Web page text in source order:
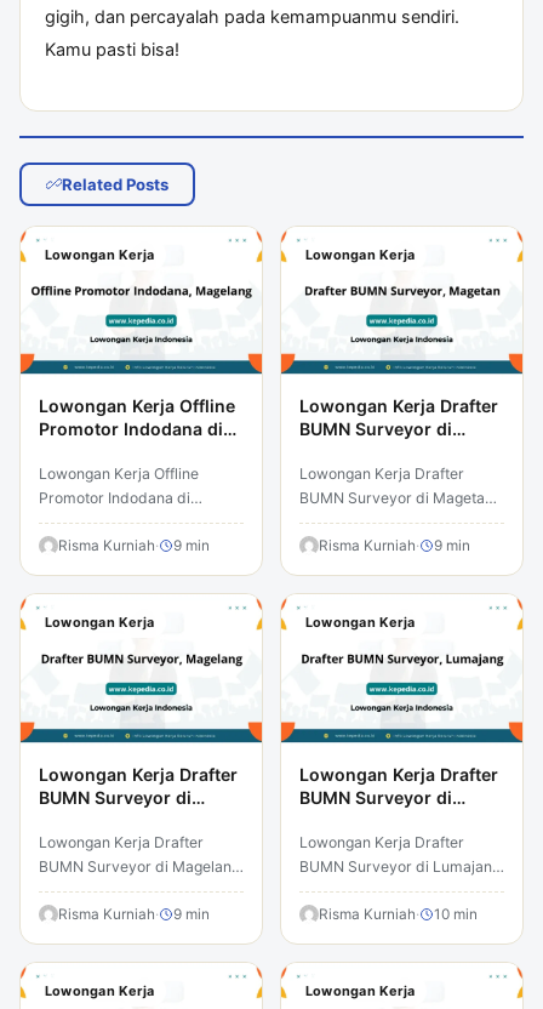
gigih, dan percayalah pada kemampuanmu sendiri.
Kamu pasti bisa!
Related Posts
Lowongan Kerja
Lowongan Kerja Offline
Promotor Indodana di
Lowongan Kerja Offline
Promotor Indodana di
Magelang – Temukan peluang
karir menarik yang dapat
mengubah masa depan
Anda. Lowongan kerja…
Risma Kurniah· 9 min
Lowongan Kerja
Lowongan Kerja Drafter
BUMN Surveyor di
Lowongan Kerja Drafter
BUMN Surveyor di Magetan –
Temukan peluang karir
menarik yang dapat
mengubah masa depan
Anda. Lowongan kerja…
Risma Kurniah· 9 min
Lowongan Kerja
Lowongan Kerja Drafter
BUMN Surveyor di
Lowongan Kerja Drafter
BUMN Surveyor di Magelang
– Temukan peluang karir
menarik yang dapat
Anda. Lowongan kerja…
Risma Kurniah· 9 min
Lowongan Kerja
Lowongan Kerja Drafter
BUMN Surveyor di
Lowongan Kerja Drafter
BUMN Surveyor di Lumajang
– Temukan peluang karir
menarik yang dapat
Anda. Lowongan kerja…
Risma Kurniah· 10 min
Lowongan Kerja Lowongan Kerja